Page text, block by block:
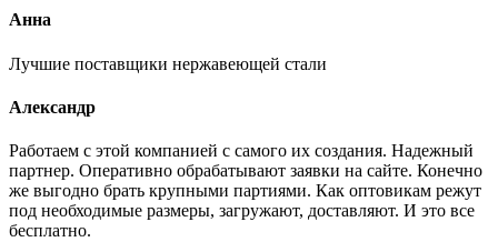
Анна
Лучшие поставщики нержавеющей стали
Александр
Работаем с этой компанией с самого их создания. Надежный
партнер. Оперативно обрабатывают заявки на сайте. Конечно
же выгодно брать крупными партиями. Как оптовикам режут
под необходимые размеры, загружают, доставляют. И это все
бесплатно.